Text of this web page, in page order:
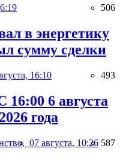
506
в энергетику
сумму сделки
16:10 493
6 августа
года
07 августа, 10:26 587